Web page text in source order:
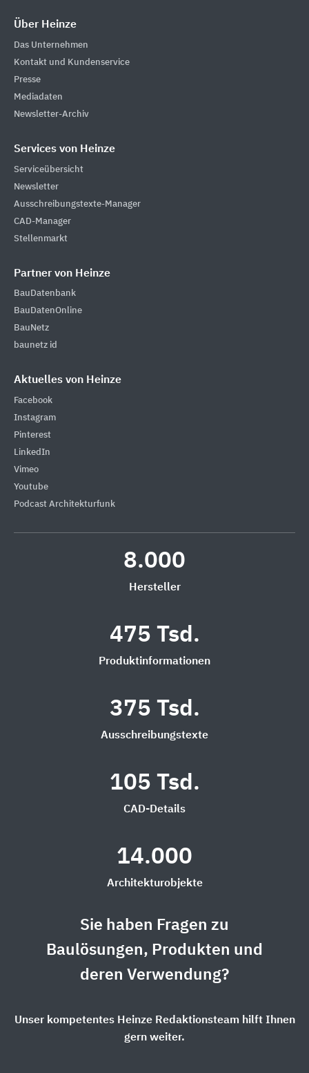
Über Heinze
Das Unternehmen
Kontakt und Kundenservice
Presse
Mediadaten
Newsletter-Archiv
Services von Heinze
Serviceübersicht
Newsletter
Ausschreibungstexte-Manager
CAD-Manager
Stellenmarkt
Partner von Heinze
BauDatenbank
BauDatenOnline
BauNetz
baunetz id
Aktuelles von Heinze
Facebook
Instagram
Pinterest
LinkedIn
Vimeo
Youtube
Podcast Architekturfunk
8.000
Hersteller
475 Tsd.
Produktinformationen
375 Tsd.
Ausschreibungstexte
105 Tsd.
CAD-Details
14.000
Architekturobjekte
Sie haben Fragen zu
Baulösungen, Produkten und
deren Verwendung?
Unser kompetentes Heinze Redaktionsteam hilft Ihnen
gern weiter.